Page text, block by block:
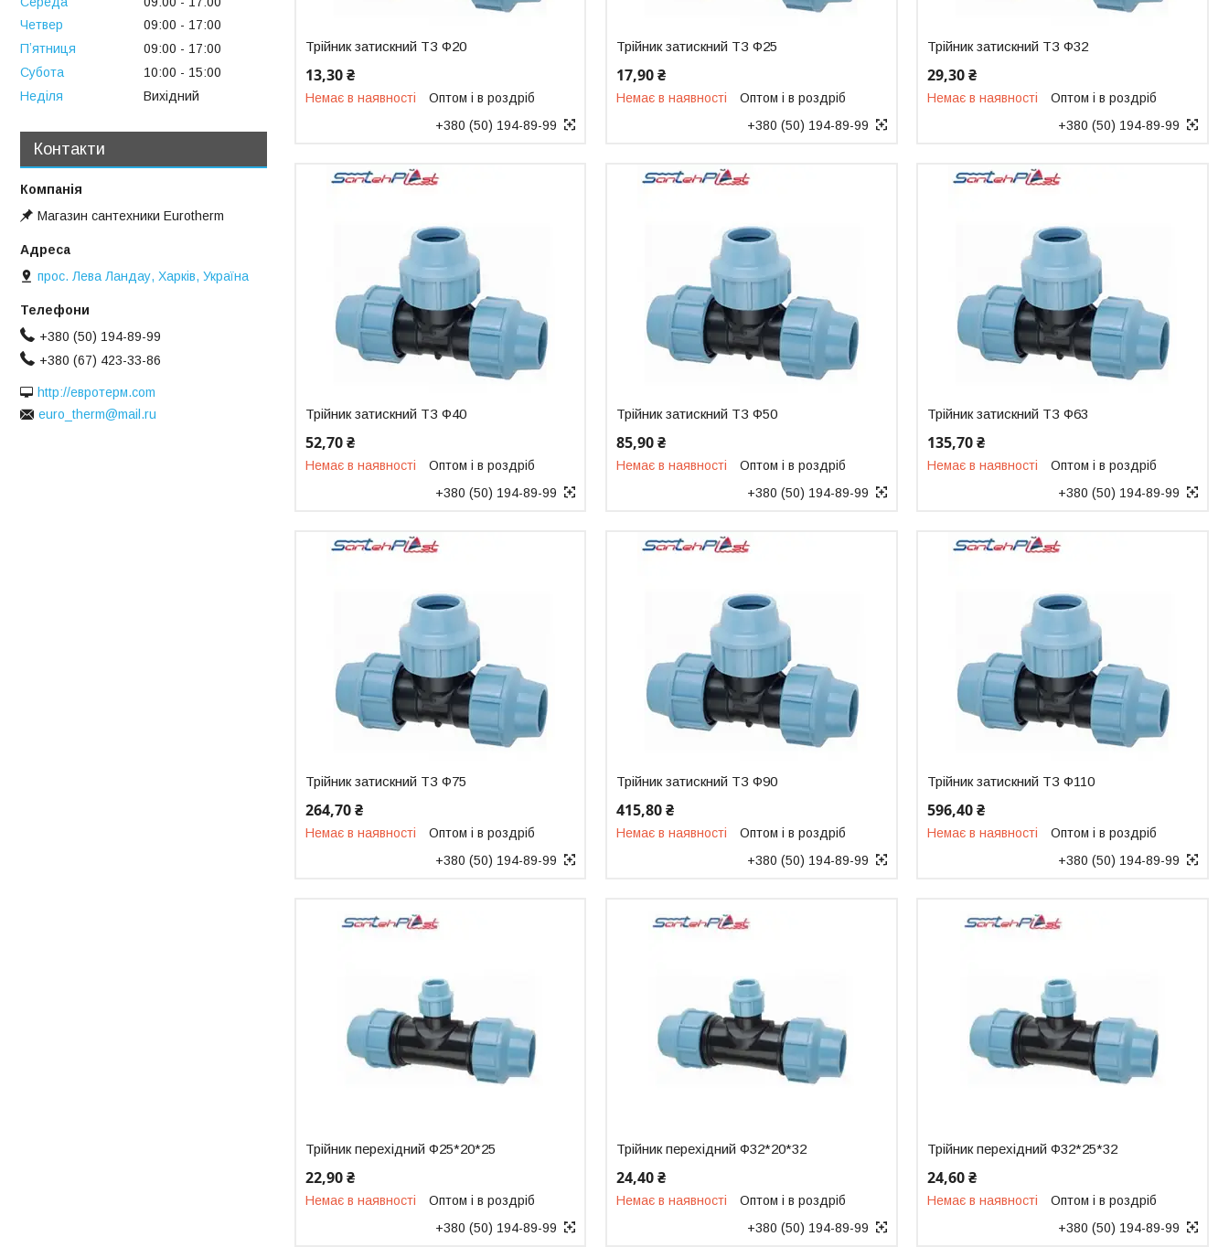
Трійник затискний ТЗ Ф20
13,30 ₴
Немає в наявності
Оптом і в роздріб
+380 (50) 194-89-99
Трійник затискний ТЗ Ф25
17,90 ₴
Немає в наявності
Оптом і в роздріб
+380 (50) 194-89-99
Трійник затискний ТЗ Ф32
29,30 ₴
Немає в наявності
Оптом і в роздріб
+380 (50) 194-89-99
Трійник затискний ТЗ Ф40
52,70 ₴
Немає в наявності
Оптом і в роздріб
+380 (50) 194-89-99
Трійник затискний ТЗ Ф50
85,90 ₴
Немає в наявності
Оптом і в роздріб
+380 (50) 194-89-99
Трійник затискний ТЗ Ф63
135,70 ₴
Немає в наявності
Оптом і в роздріб
+380 (50) 194-89-99
Трійник затискний ТЗ Ф75
264,70 ₴
Немає в наявності
Оптом і в роздріб
+380 (50) 194-89-99
Трійник затискний ТЗ Ф90
415,80 ₴
Немає в наявності
Оптом і в роздріб
+380 (50) 194-89-99
Трійник затискний ТЗ Ф110
596,40 ₴
Немає в наявності
Оптом і в роздріб
+380 (50) 194-89-99
Трійник перехідний Ф25*20*25
22,90 ₴
Немає в наявності
Оптом і в роздріб
+380 (50) 194-89-99
Трійник перехідний Ф32*20*32
24,40 ₴
Немає в наявності
Оптом і в роздріб
+380 (50) 194-89-99
Трійник перехідний Ф32*25*32
24,60 ₴
Немає в наявності
Оптом і в роздріб
+380 (50) 194-89-99
Четвер
09:00
17:00
Пʼятниця
09:00
17:00
Субота
10:00
15:00
Неділя
Вихідний
Контакти
Магазин сантехники Eurotherm
прос. Лева Ландау, Харків, Україна
+380 (50) 194-89-99
+380 (67) 423-33-86
http://евротерм.com
euro_therm@mail.ru